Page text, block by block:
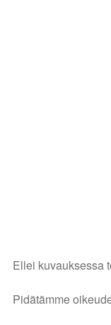
Ellei kuvauksessa
Pidätämme